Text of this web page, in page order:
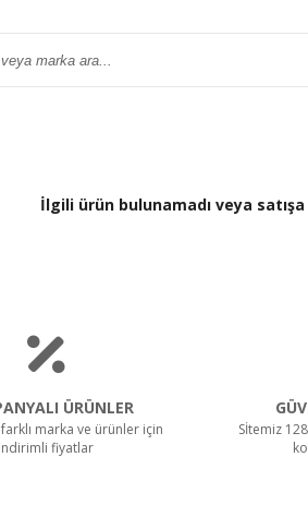
İlgili ürün bulunamadı veya
ÜRÜNLER
marka ve ürünler için
indirimli fiyatlar
Sİtemiz